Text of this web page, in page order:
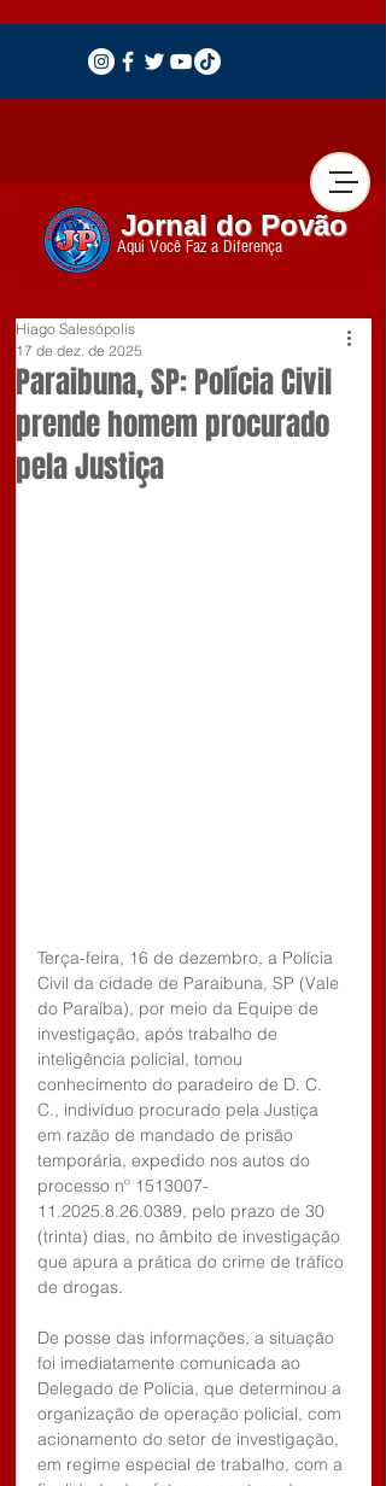
Jornal do Povão
Aqui Você Faz a Diferença
Paraibuna, SP: Polícia Civil
prende homem procurado
pela Justiça
Hiago Salesópolis
17 de dez. de 2025
Terça-feira, 16 de dezembro, a Polícia
Civil da cidade de Paraibuna, SP (Vale
do Paraíba), por meio da Equipe de
investigação, após trabalho de
inteligência policial, tomou
conhecimento do paradeiro de D. C.
C., indivíduo procurado pela Justiça
em razão de mandado de prisão
temporária, expedido nos autos do
processo nº 1513007-
11.2025.8.26.0389, pelo prazo de 30
(trinta) dias, no âmbito de investigação
que apura a prática do crime de tráfico
de drogas.
De posse das informações, a situação
foi imediatamente comunicada ao
Delegado de Polícia, que determinou a
organização de operação policial, com
acionamento do setor de investigação,
em regime especial de trabalho, com a